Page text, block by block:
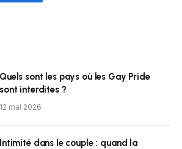
Quels sont les pays où les Gay Pride
sont interdites ?
12 mai 2026
Intimité dans le couple : quand la